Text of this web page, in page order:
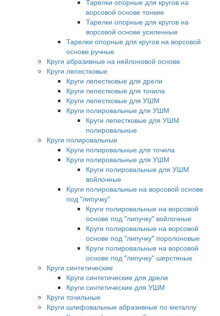
Тарелки опорные для кругов на
ворсовой основе тонкие
Тарелки опорные для кругов на
ворсовой основе усиленные
Тарелки опорные для кругов на ворсовой
основе ручные
Круги абразивные на нейлоновой основе
Круги лепестковые
Круги лепестковые для дрели
Круги лепестковые для точила
Круги лепестковые для УШМ
Круги полировальные для УШМ
Круги лепестковые для УШМ
полировальные
Круги полировальные
Круги полировальные для точила
Круги полировальные для УШМ
Круги полировальные для УШМ
войлочные
Круги полировальные на ворсовой основе
под "липучку"
Круги полировальные на ворсовой
основе под "липучку" войлочные
Круги полировальные на ворсовой
основе под "липучку" поролоновые
Круги полировальные на ворсовой
основе под "липучку" шерстяные
Круги синтетические
Круги синтетические для дрели
Круги синтетические для УШМ
Круги точильные
Круги шлифовальные абразивные по металлу